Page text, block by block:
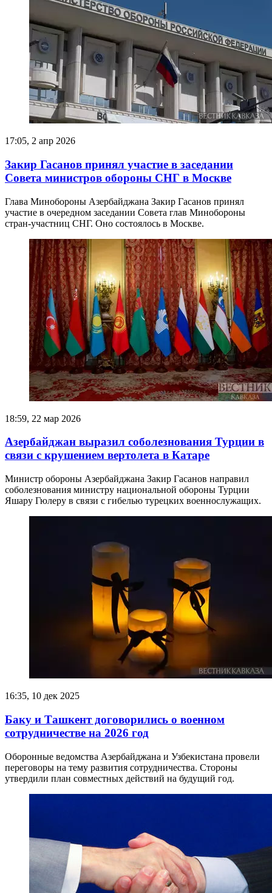
17:05, 2 апр 2026
Закир Гасанов принял участие в заседании
Совета министров обороны СНГ в Москве
Глава Минобороны Азербайджана Закир Гасанов принял
участие в очередном заседании Совета глав Минобороны
стран-участниц СНГ. Оно состоялось в Москве.
18:59, 22 мар 2026
Азербайджан выразил соболезнования Турции в
связи с крушением вертолета в Катаре
Министр обороны Азербайджана Закир Гасанов направил
соболезнования министру национальной обороны Турции
Яшару Гюлеру в связи с гибелью турецких военнослужащих.
16:35, 10 дек 2025
Баку и Ташкент договорились о военном
сотрудничестве на 2026 год
Оборонные ведомства Азербайджана и Узбекистана провели
переговоры на тему развития сотрудничества. Стороны
утвердили план совместных действий на будущий год.